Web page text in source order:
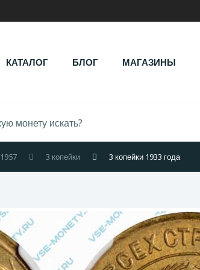
КАТАЛОГ БЛОГ МАГАЗИНЫ
3 копейки 3 копейки 1933 года